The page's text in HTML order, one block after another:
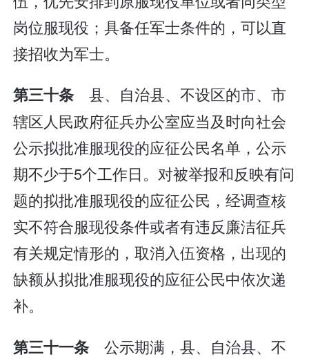
岗位服现役；具备任军士条件的，可以直
接招收为军士。
第三十条 县、自治县、不设区的市、市
辖区人民政府征兵办公室应当及时向社会
公示拟批准服现役的应征公民名单，公示
期不少于5个工作日。对被举报和反映有问
题的拟批准服现役的应征公民，经调查核
实不符合服现役条件或者有违反廉洁征兵
有关规定情形的，取消入伍资格，出现的
缺额从拟批准服现役的应征公民中依次递
补。
第三十一条 公示期满，县、自治县、不